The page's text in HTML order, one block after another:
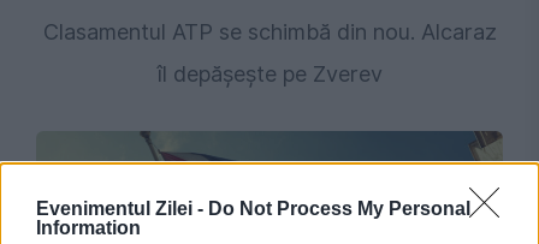
Evenimentul Zilei - Do Not Process My Personal
Information
Clasamentul ATP se schimbă din nou. Alcaraz
îl depășește pe Zverev